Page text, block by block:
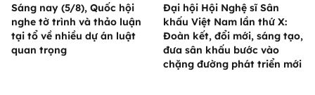
Sáng nay (5/8), Quốc hội
nghe tờ trình và thảo luận
tại tổ về nhiều dự án luật
quan trọng
Đại hội Hội Nghệ sĩ Sân
khấu Việt Nam lần thứ X:
Đoàn kết, đổi mới, sáng tạo,
đưa sân khấu bước vào
chặng đường phát triển mới